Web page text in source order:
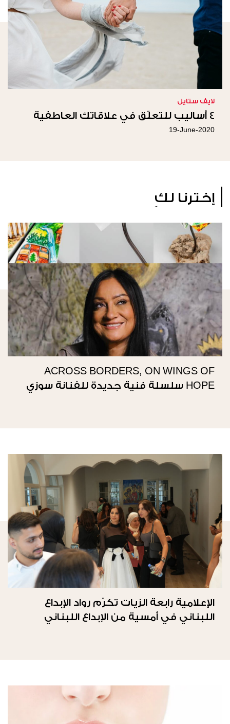
لايف ستايل
4 أساليب للتعلّق في علاقاتك العاطفية
19-June-2020
إخترنا لكِ
ACROSS BORDERS, ON WINGS OF
HOPE سلسلة فنية جديدة للفنانة سوزي
الإعلامية رابعة الزيات تكرّم رواد الإبداع
اللبناني في أمسية من الإبداع اللبناني